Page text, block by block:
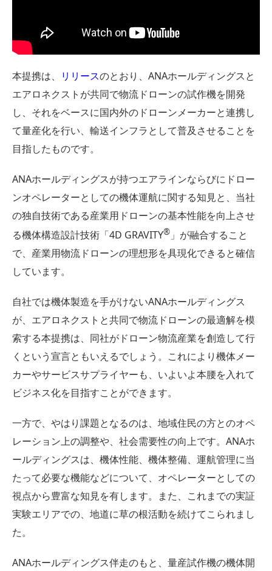
本提携は、 リリースのとおり、ANAホールディングスと
エアロネクストが共同で物流ドローンの試作機を開発
し、それをベースに国内外のドローンメーカーと連携し
て量産化を行い、輸送インフラとして普及させることを
目指したものです。
ANAホールディングスが持つエアラインならびにドロー
ンオペレーターとしての機体運航に関する知見と、当社
の独自技術である産業用ドローンの基本性能を向上させ
る機体構造設計技術「4D GRAVITY® 」が融合すること
で、産業用物流ドローンの理想形を具現化できると確信
しています。
自社では機体製造を手がけないANAホールディングス
が、エアロネクストと共同で物流ドローンの最適解を模
索する本提携は、同社がドローン物流産業を創造して行
くという宣言ともいえるでしょう。これにより機体メー
カーやサービスサプライヤーも、いよいよ本腰を入れて
ビジネス化を目指すことができます。
一方で、やはり課題となるのは、地域住民の方とのオペ
レーション上の調整や、社会需要性の向上です。ANAホ
ールディングスは、機体性能、機体整備、運航管理に当
たって必要な機能などについて、オペレーターとしての
視点から豊富な知見を有します。また、これまでの実証
実験エリアでの、地道に草の根活動を続けてこられまし
た。
ANAホールディングス伴走のもと、量産試作機の機体開